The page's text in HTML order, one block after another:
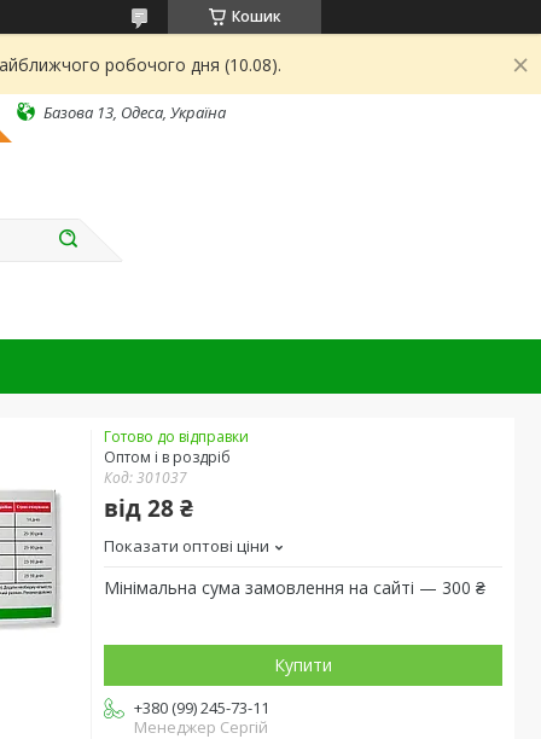
Кошик
робочого дня (10.08).
Базова 13, Одеса, Україна
Готово до відправки
Оптом і в роздріб
Код:301037
від28 ₴
Показати оптові ціни
Мінімальна сума замовлення на сайті — 300 ₴
Купити
+380 (99) 245-73-11
Менеджер Сергій